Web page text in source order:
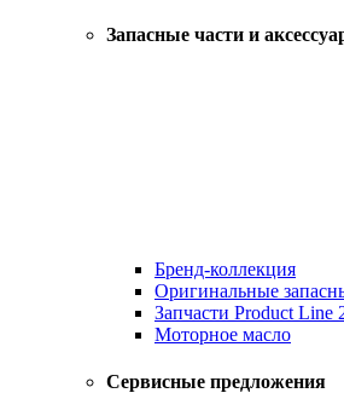
Запасные части и
Бренд-коллекция
Оригинальные
Запчасти Product Line
Моторное масло
Сервисные предложения